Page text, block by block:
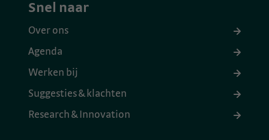
Snel naar
Over ons
Agenda
Werken bij
Suggesties & klachten
Research & Innovation